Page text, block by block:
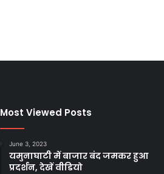
Most Viewed Posts
June 3, 2023
यमुनाघाटी में बाजार बंद जमकर हुआ
प्रदर्शन, देखें वीडियो